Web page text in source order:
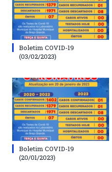
Boletim COVID-19
(03/02/2023)
Boletim COVID-19
(20/01/2023)